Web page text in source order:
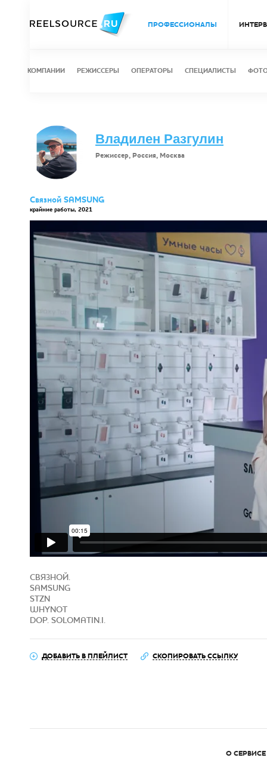
ПРОФЕССИОНАЛЫ
КОМПАНИИ РЕЖИССЕРЫ ОПЕРАТОРЫ СПЕЦИАЛИСТЫ
Владилен Разгулин
Режиссер, Россия, Москва
Связной SAMSUNG
крайние работы, 2021
СВЯЗНОЙ.
SAMSUNG
STZN
WHYNOT
DOP. SOLOMATIN.I.
ДОБАВИТЬ В ПЛЕЙЛИСТ СКОПИРОВАТЬ ССЫЛКУ
О СЕРВИСЕ